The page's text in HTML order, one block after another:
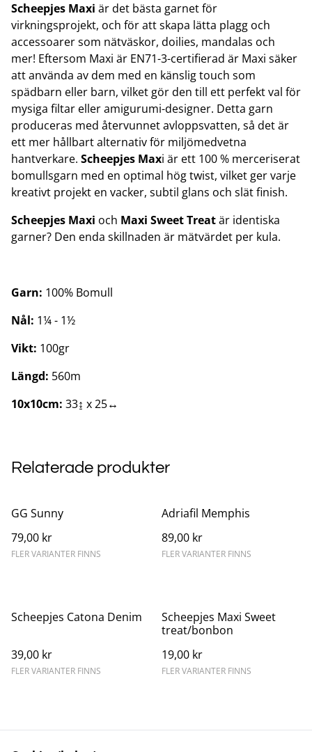
Scheepjes Maxi är det bästa garnet för
virkningsprojekt, och för att skapa lätta plagg och
accessoarer som nätväskor, doilies, mandalas och
mer! Eftersom Maxi är EN71-3-certifierad är Maxi säker
att använda av dem med en känslig touch som
spädbarn eller barn, vilket gör den till ett perfekt val för
mysiga filtar eller amigurumi-designer. Detta garn
produceras med återvunnet avloppsvatten, så det är
ett mer hållbart alternativ för miljömedvetna
hantverkare. Scheepjes Maxi är ett 100 % merceriserat
bomullsgarn med en optimal hög twist, vilket ger varje
kreativt projekt en vacker, subtil glans och slät finish.
Scheepjes Maxi och Maxi Sweet Treatär identiska
garner? Den enda skillnaden är mätvärdet per kula.
Garn: 100% Bomull
Nål: 1¼ - 1½
Vikt: 100gr
Längd: 560m
10x10cm: 33↨ x 25↔
Relaterade produkter
GG Sunny
79,00 kr
FLER VARIANTER FINNS
Adriafil Memphis
89,00 kr
FLER VARIANTER FINNS
Scheepjes Catona Denim
39,00 kr
FLER VARIANTER FINNS
Scheepjes Maxi Sweet
treat/bonbon
19,00 kr
FLER VARIANTER FINNS